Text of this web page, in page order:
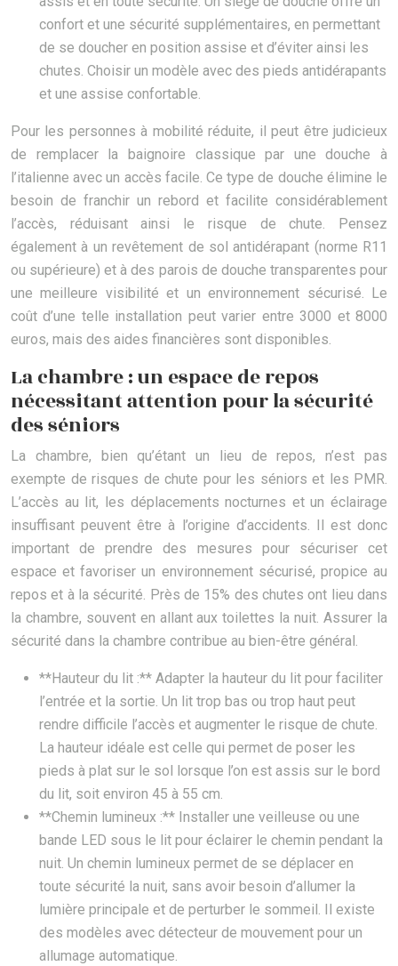
confort et une sécurité supplémentaires, en permettant
de se doucher en position assise et d’éviter ainsi les
chutes. Choisir un modèle avec des pieds antidérapants
et une assise confortable.
Pour les personnes à mobilité réduite, il peut être judicieux
de remplacer la baignoire classique par une douche à
l’italienne avec un accès facile. Ce type de douche élimine le
besoin de franchir un rebord et facilite considérablement
l’accès, réduisant ainsi le risque de chute. Pensez
également à un revêtement de sol antidérapant (norme R11
ou supérieure) et à des parois de douche transparentes pour
une meilleure visibilité et un environnement sécurisé. Le
coût d’une telle installation peut varier entre 3000 et 8000
euros, mais des aides financières sont disponibles.
La chambre : un espace de repos
nécessitant attention pour la sécurité
des séniors
La chambre, bien qu’étant un lieu de repos, n’est pas
exempte de risques de chute pour les séniors et les PMR.
L’accès au lit, les déplacements nocturnes et un éclairage
insuffisant peuvent être à l’origine d’accidents. Il est donc
important de prendre des mesures pour sécuriser cet
espace et favoriser un environnement sécurisé, propice au
repos et à la sécurité. Près de 15% des chutes ont lieu dans
la chambre, souvent en allant aux toilettes la nuit. Assurer la
sécurité dans la chambre contribue au bien-être général.
**Hauteur du lit :** Adapter la hauteur du lit pour faciliter
l’entrée et la sortie. Un lit trop bas ou trop haut peut
rendre difficile l’accès et augmenter le risque de chute.
La hauteur idéale est celle qui permet de poser les
pieds à plat sur le sol lorsque l’on est assis sur le bord
du lit, soit environ 45 à 55 cm.
**Chemin lumineux :** Installer une veilleuse ou une
bande LED sous le lit pour éclairer le chemin pendant la
nuit. Un chemin lumineux permet de se déplacer en
toute sécurité la nuit, sans avoir besoin d’allumer la
lumière principale et de perturber le sommeil. Il existe
des modèles avec détecteur de mouvement pour un
allumage automatique.